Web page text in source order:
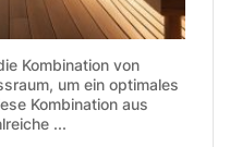
Kombination von
um ein optimales
Kombination aus
...